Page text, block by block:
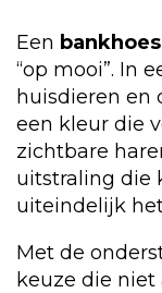
Een
“op mooi”. In
huisdieren en
een kleur die
zichtbare
uitstraling die
uiteindelijk
Met de
keuze die niet